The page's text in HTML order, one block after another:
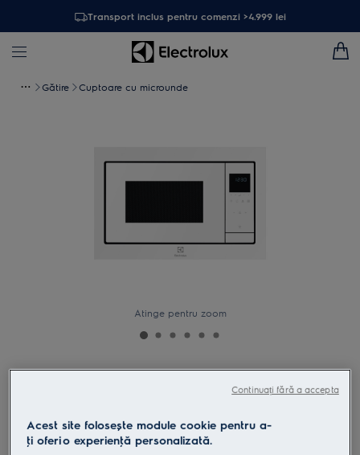
Transport inclus pentru comenzi >4.999 lei
Gătire Cuptoare cu microunde
Atinge pentru zoom
Cuptor cu microunde incorporabil
cu Grill 900 / 1000 W 23 l
4.9 (2802)
Acest site folosește module cookie pentru a-
ţi oferi o experienţă personalizată.
Continuați fără a accepta